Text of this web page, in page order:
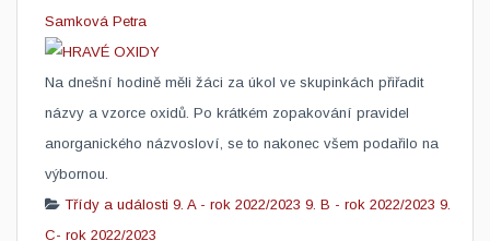
Samková Petra
​Na dnešní hodině měli žáci za úkol ve skupinkách přiřadit
názvy a vzorce oxidů. Po krátkém zopakování pravidel
anorganického názvosloví, se to nakonec všem podařilo na
výbornou.
Třídy a události 9. A - rok 2022/2023 9. B - rok 2022/2023 9.
C- rok 2022/2023